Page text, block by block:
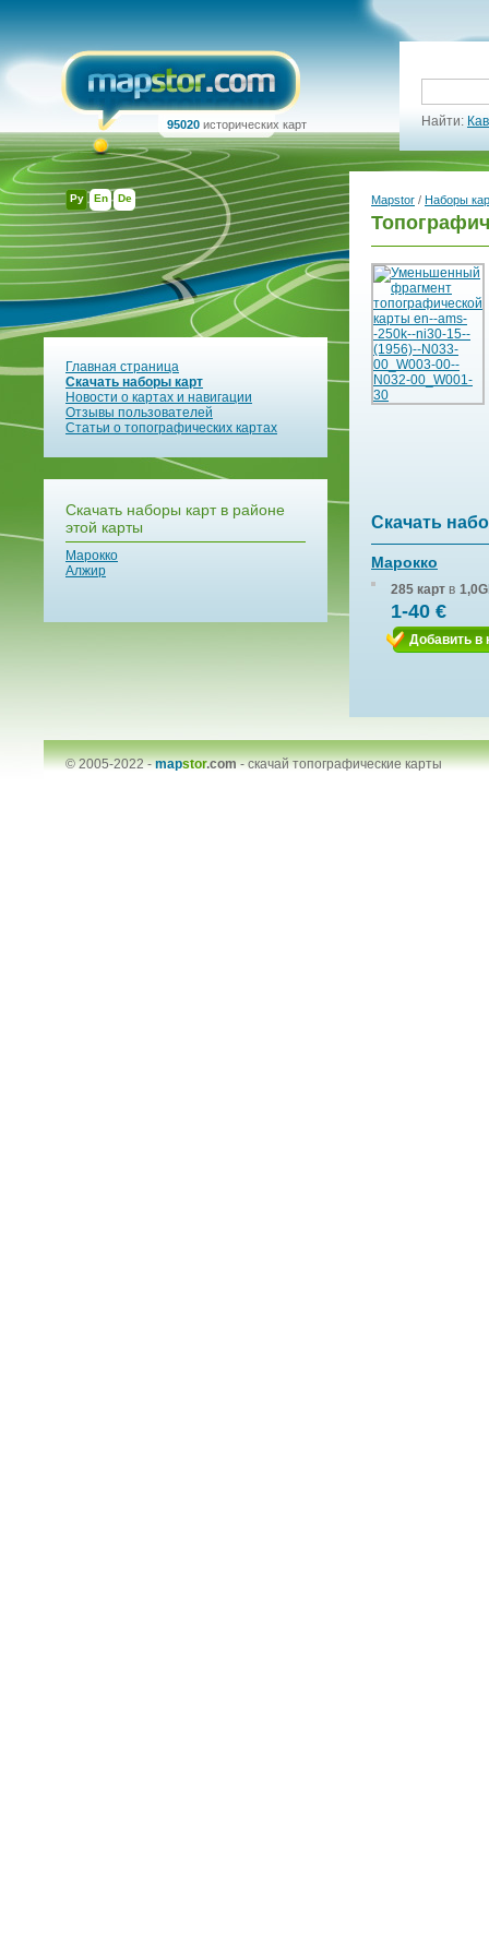
Ру En De
95020 исторических карт Найти:
Главная страница
Скачать наборы карт
Новости о картах и навигации
Отзывы пользователей
Статьи о топографических картах
Скачать наборы карт в районе
этой карты
Марокко
Алжир
Mapstor / Наборы
Скачать
Марокко
285 карт в
1-40 €
Добавить в
© 2005-2022 -mapstor.com-скачай топографические карты